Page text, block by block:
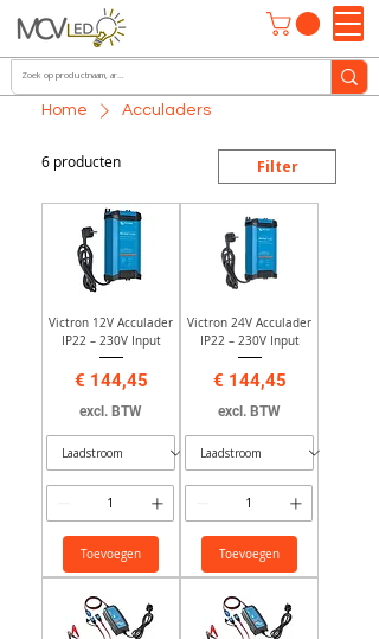
Home Acculaders
6 producten Filter
Victron 12V Acculader
IP22 – 230V Input
Prijs
€ 144,45
excl. BTW
Toevoegen
Victron 24V Acculader
IP22 – 230V Input
Prijs
€ 144,45
excl. BTW
Toevoegen